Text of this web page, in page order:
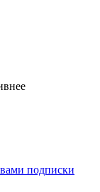
подписки